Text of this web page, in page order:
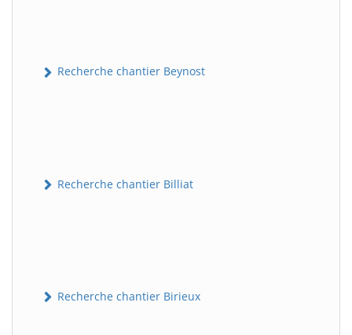
Recherche chantier Beynost
Recherche chantier Billiat
Recherche chantier Birieux